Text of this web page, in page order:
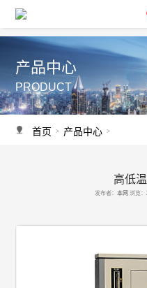
产品中心
PRODUCT
首页 > 产品中心 >
高低
发布者： 本网 浏览：